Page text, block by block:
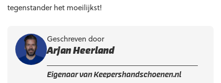
tegenstander het moeilijkst!
Geschreven door
Arjan Heerland
Eigenaar van Keepershandschoenen.nl